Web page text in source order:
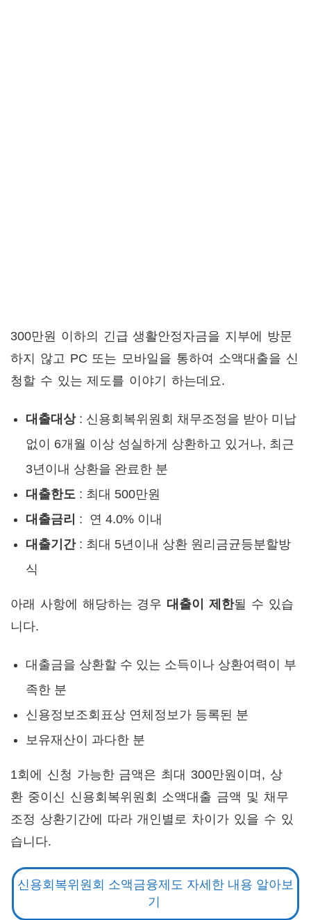
300만원 이하의 긴급 생활안정자금을 지부에 방문
하지 않고 PC 또는 모바일을 통하여 소액대출을 신
청할 수 있는 제도를 이야기 하는데요.
대출대상: 신용회복위원회 채무조정을 받아 미납
없이 6개월 이상 성실하게 상환하고 있거나, 최근
3년이내 상환을 완료한 분
대출한도: 최대 500만원
대출금리 : 연 4.0% 이내
대출기간: 최대 5년이내 상환 원리금균등분할방
식
아래 사항에 해당하는 경우 대출이 제한될 수 있습
니다.
대출금을 상환할 수 있는 소득이나 상환여력이 부
족한 분
신용정보조회표상 연체정보가 등록된 분
보유재산이 과다한 분
1회에 신청 가능한 금액은 최대 300만원이며, 상
환 중이신 신용회복위원회 소액대출 금액 및 채무
조정 상환기간에 따라 개인별로 차이가 있을 수 있
습니다.
신용회복위원회 소액금융제도 자세한 내용 알아보
기